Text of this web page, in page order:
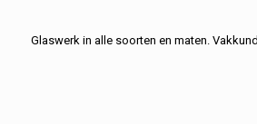
Glaswerk in alle soorten en maten.